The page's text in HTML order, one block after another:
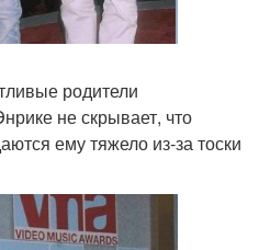
родители
не скрывает, что
ему тяжело из-за тоски